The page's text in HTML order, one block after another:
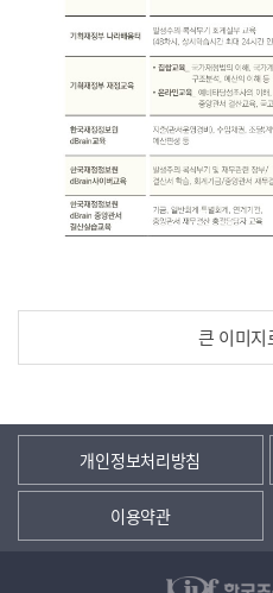
큰 이미지
개인정보처리방침
이용약관